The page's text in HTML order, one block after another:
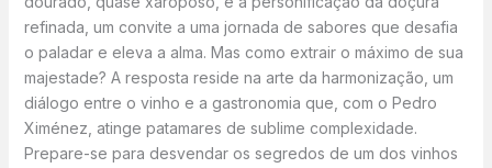
refinada, um convite a uma jornada de sabores que desafia
o paladar e eleva a alma. Mas como extrair o máximo de sua
majestade? A resposta reside na arte da harmonização, um
diálogo entre o vinho e a gastronomia que, com o Pedro
Ximénez, atinge patamares de sublime complexidade.
Prepare-se para desvendar os segredos de um dos vinhos